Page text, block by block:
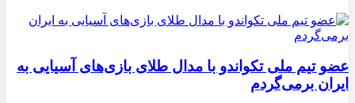
عضو تیم ملی تکواندو با مدال طلای بازی‌های آسیایی به
ایران برمی‌گردم